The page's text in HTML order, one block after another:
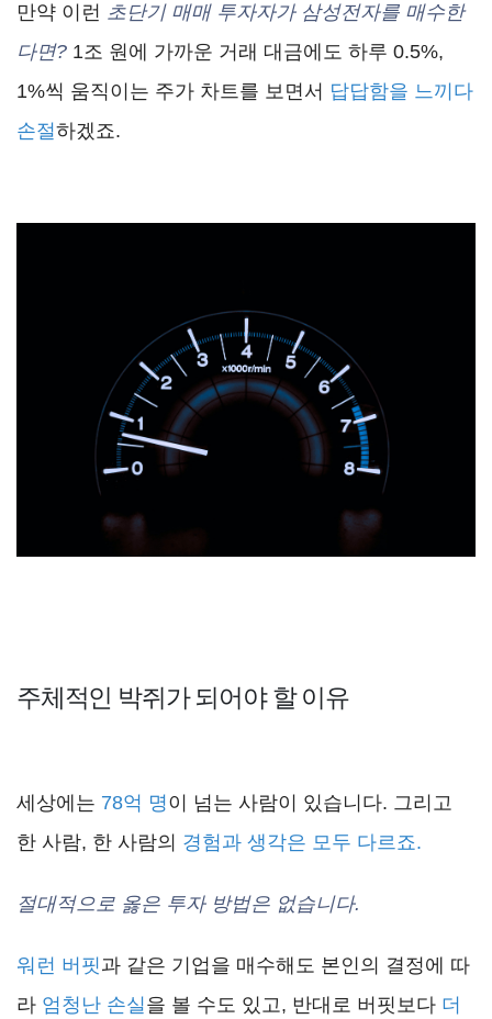
만약 이런 초단기 매매 투자자가 삼성전자를 매수한
다면? 1조 원에 가까운 거래 대금에도 하루 0.5%,
1%씩 움직이는 주가 차트를 보면서 답답함을 느끼다
손절하겠죠.
주체적인 박쥐가 되어야 할 이유
세상에는 78억 명이 넘는 사람이 있습니다. 그리고
한 사람, 한 사람의 경험과 생각은 모두 다르죠.
절대적으로 옳은 투자 방법은 없습니다.
워런 버핏과 같은 기업을 매수해도 본인의 결정에 따
라 엄청난 손실 을 볼 수도 있고, 반대로 버핏보다 더